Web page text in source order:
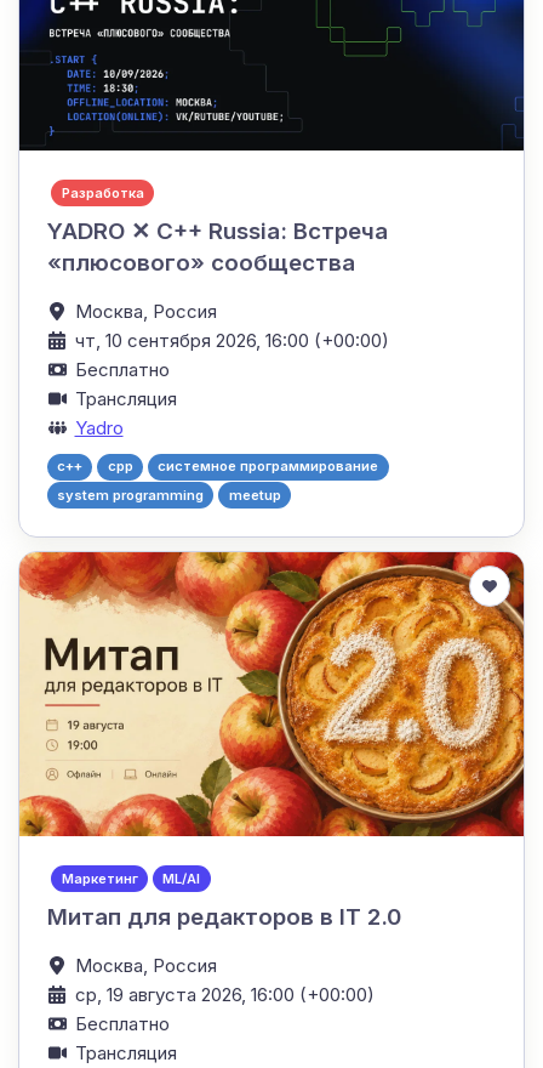
Разработка
YADRO ✕ C++ Russia: Встреча
«плюсового» сообщества
Москва, Россия
чт, 10 сентября 2026, 16:00 (+00:00)
Бесплатно
Трансляция
Yadro
c++ cpp
системное программирование
system programming
meetup
Маркетинг ML/AI
Митап для редакторов в IT 2.0
Москва, Россия
ср, 19 августа 2026, 16:00 (+00:00)
Бесплатно
Трансляция